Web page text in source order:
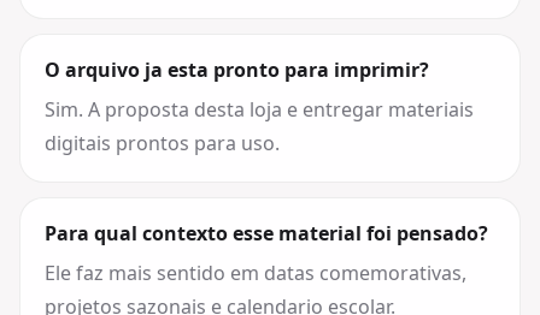
O arquivo ja esta pronto para imprimir?
Sim. A proposta desta loja e entregar materiais
digitais prontos para uso.
Para qual contexto esse material foi pensado?
Ele faz mais sentido em datas comemorativas,
projetos sazonais e calendario escolar.